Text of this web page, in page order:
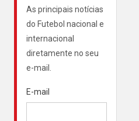
As principais notícias
do Futebol nacional e
internacional
diretamente no seu
e-mail.
E-mail